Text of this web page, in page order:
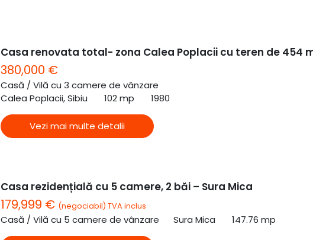
Casa renovata total- zona Calea Poplacii cu teren de 454
380,000 €
Casă / Vilă cu 3 camere de vânzare
Calea Poplacii, Sibiu
102 mp 1980
Vezi mai multe detalii
Casa rezidențială cu 5 camere, 2 băi – Sura Mica
179,999 € (negociabil) TVA inclus
Casă / Vilă cu 5 camere de vânzare Sura Mica 147.76 mp